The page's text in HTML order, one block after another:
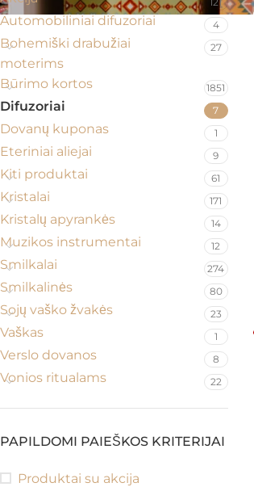
Automobiliniai difuzoriai 4
Bohemiški drabužiai
moterims
27
Būrimo kortos 1851
Difuzoriai 7
Dovanų kuponas 1
Eteriniai aliejai 9
Kiti produktai 61
Kristalai 171
Kristalų apyrankės 14
Muzikos instrumentai 12
Smilkalai 274
Smilkalinės 80
Sojų vaško žvakės 23
Vaškas 1
Verslo dovanos 8
Vonios ritualams 22
PAPILDOMI PAIEŠKOS KRITERIJAI
Produktai su akcija